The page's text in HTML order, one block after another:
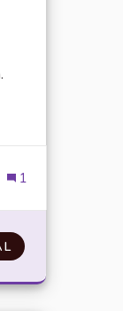
(18-25 ANS)
1
METTRE À